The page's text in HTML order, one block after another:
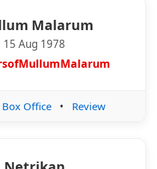
Malarum
15 Aug 1978
Box Office • Review